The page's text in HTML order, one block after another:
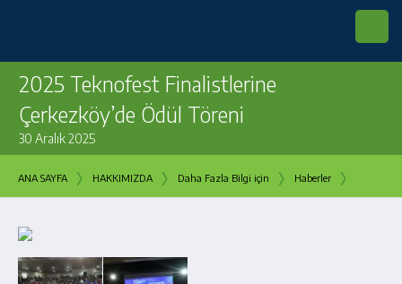
2025 Teknofest Finalistlerine
Çerkezköy’de Ödül Töreni
30 Aralık 2025
ANA SAYFA › HAKKIMIZDA › Daha Fazla Bilgi için › Haberler ›